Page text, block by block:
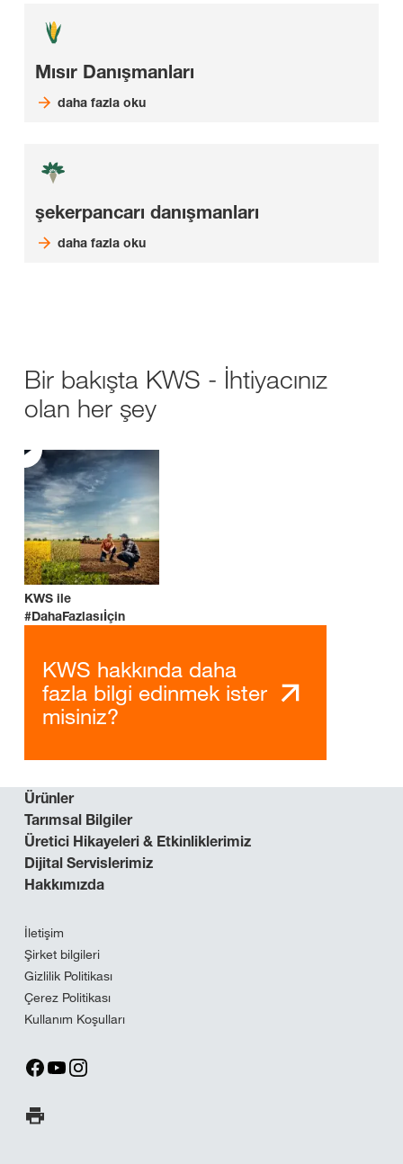
Mısır Danışmanları
daha fazla oku
şekerpancarı danışmanları
daha fazla oku
Bir bakışta KWS - İhtiyacınız
olan her şey
KWS ile
#DahaFazlasıİçin
KWS hakkında daha
fazla bilgi edinmek ister
misiniz?
Ürünler
Tarımsal Bilgiler
Üretici Hikayeleri & Etkinliklerimiz
Dijital Servislerimiz
Hakkımızda
İletişim
Şirket bilgileri
Gizlilik Politikası
Çerez Politikası
Kullanım Koşulları
Sayfayı yazdır